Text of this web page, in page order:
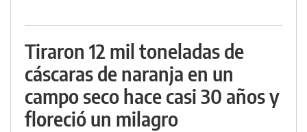
Tiraron 12 mil toneladas de
cáscaras de naranja en un
campo seco hace casi 30 años y
floreció un milagro